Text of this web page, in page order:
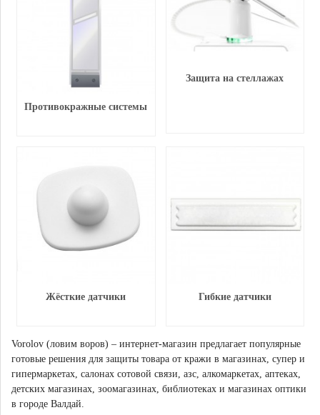
Противокражные системы
Защита на стеллажах
Жёсткие датчики Гибкие датчики
Vorolov (ловим воров) – интернет-магазин предлагает популярные
готовые решения для защиты товара от кражи в магазинах, супер и
гипермаркетах, салонах сотовой связи, азс, алкомаркетах, аптеках,
детских магазинах, зоомагазинах, библиотеках и магазинах оптики
в городе Валдай.